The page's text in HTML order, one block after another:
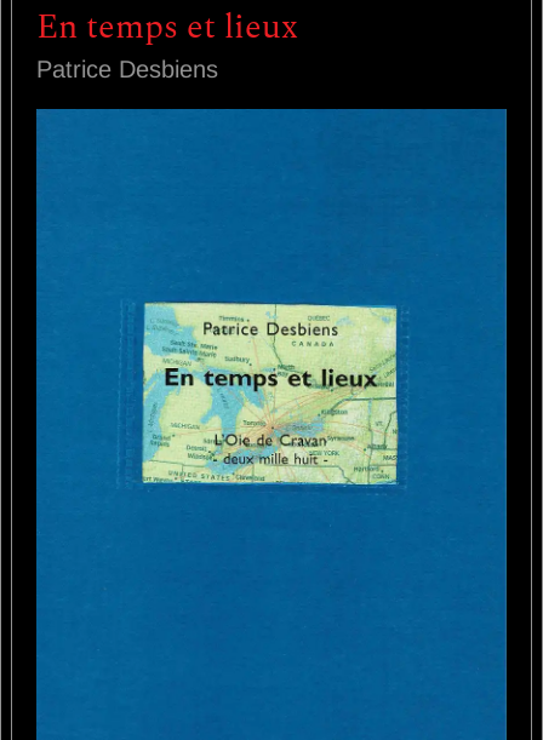
En temps et lieux
Patrice Desbiens